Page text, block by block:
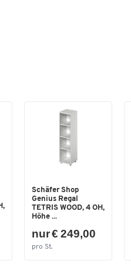
Schäfer Shop
Genius Regal
TETRIS WOOD, 4 OH,
Höhe ...
nur € 249,00
pro St.